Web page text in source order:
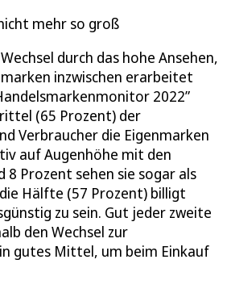
mehr so groß
durch das hohe Ansehen,
inzwischen erarbeitet
2022”
(65 Prozent) der
Verbraucher die Eigenmarken
auf Augenhöhe mit den
8 Prozent sehen sie sogar als
Hälfte (57 Prozent) billigt
zu sein. Gut jeder zweite
den Wechsel zur
gutes Mittel, um beim Einkauf